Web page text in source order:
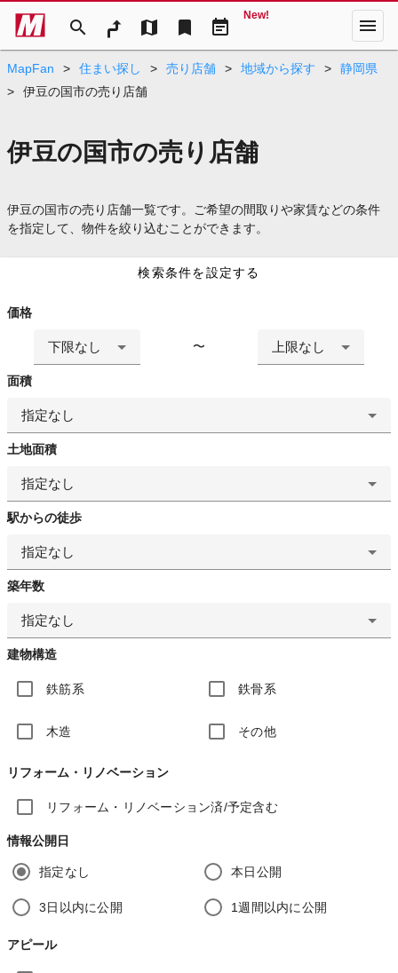
search map bookmark event_note
New! menu
MapFan > 住まい探し > 売り店舗 > 地域から探す >
静岡県
>
伊豆の国市の売り店舗
伊豆の国市の売り店舗
伊豆の国市の売り店舗一覧です。ご希望の間取りや家賃などの条件
を指定して、物件を絞り込むことができます。
検索条件を設定する
価格
下限なし 〜 上限なし
面積
指定なし
土地面積
指定なし
駅からの徒歩
指定なし
築年数
指定なし
建物構造
鉄筋系 鉄骨系
木造 その他
リフォーム・リノベーション
リフォーム・リノベーション済/予定含む
情報公開日
指定なし 本日公開
3日以内に公開 1週間以内に公開
アピール